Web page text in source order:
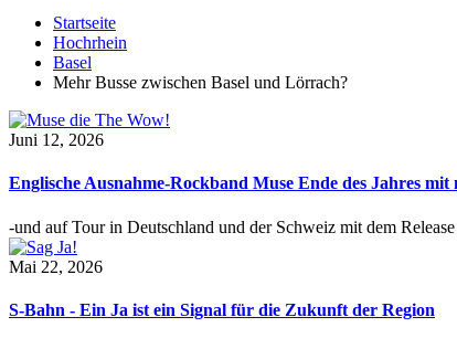
Startseite
Hochrhein
Basel
Mehr Busse zwischen Basel und Lörrach?
Juni 12, 2026
Englische Ausnahme-Rockband Muse Ende des Jahres mit
-und auf Tour in Deutschland und der Schweiz mit dem
Mai 22, 2026
S-Bahn - Ein Ja ist ein Signal für die Zukunft der Region